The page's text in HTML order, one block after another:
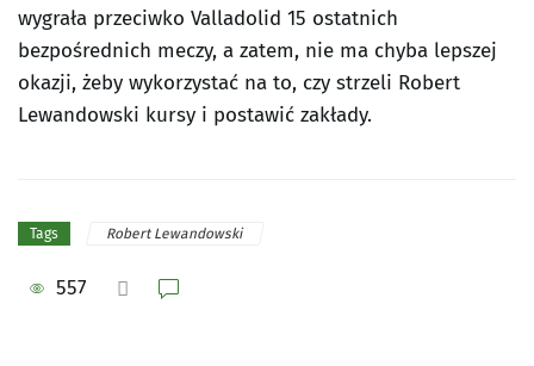
wygrała przeciwko Valladolid 15 ostatnich
bezpośrednich meczy, a zatem, nie ma chyba lepszej
okazji, żeby wykorzystać na to, czy strzeli Robert
Lewandowski kursy i postawić zakłady.
Tags Robert Lewandowski
557